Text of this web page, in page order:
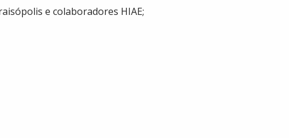
e colaboradores HIAE;